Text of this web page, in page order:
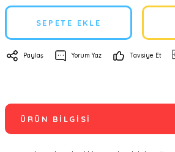
SEPETE EKLE
Paylaş Yorum Yaz Tavsiye Et
ÜRÜN BILGISI